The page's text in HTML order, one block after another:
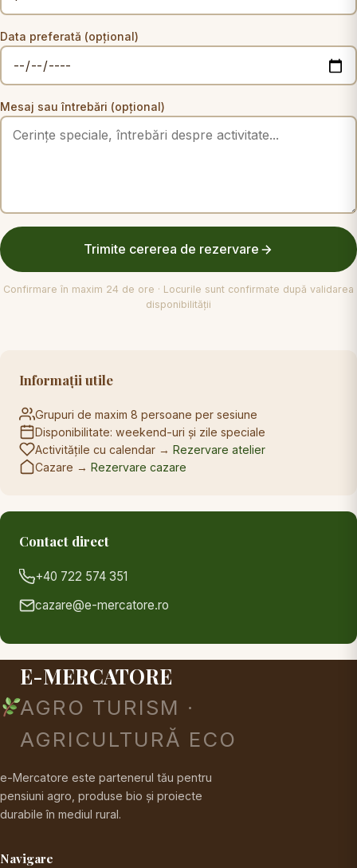
Data preferată (opțional)
Mesaj sau întrebări (opțional)
Trimite cererea de rezervare
Confirmare în maxim 24 de ore · Locurile sunt confirmate după validarea
disponibilității
Informații utile
Grupuri de maxim 8 persoane per sesiune
Disponibilitate: weekend-uri și zile speciale
Activitățile cu calendar → Rezervare atelier
Cazare → Rezervare cazare
Contact direct
+40 722 574 351
cazare@e-mercatore.ro
E-MERCATORE
AGRO TURISM ·
AGRICULTURĂ ECO
e-Mercatore este partenerul tău pentru
pensiuni agro, produse bio și proiecte
durabile în mediul rural.
Navigare